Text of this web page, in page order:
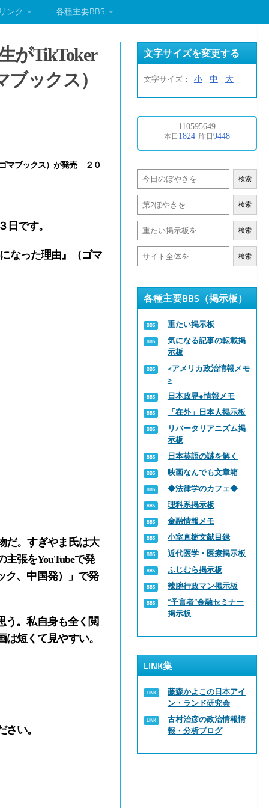
ンク 各種主要BBS
がTikToker
ックス）
マブックス）が発売 ２０
です。
なった理由』（ゴマ
だ。すぎやま氏は大
張をYouTubeで発
ク、中国発）」で発
。私自身も全く閲
短くて見やすい。
い。
文字サイズを変更する
文字サイズ： 小 中 大
検索
検索
検索
検索
各種主要BBS（掲示板）
重たい掲示板
気になる記事の転載掲
示板
<アメリカ政治情報メモ
>
日本政界●情報メモ
「在外」日本人掲示板
リバータリアニズム掲
示板
日本英語の謎を解く
映画なんでも文章箱
◆法律学のカフェ◆
理科系掲示板
金融情報メモ
小室直樹文献目録
近代医学・医療掲示板
ふじむら掲示板
辣腕行政マン掲示板
“予言者”金融セミナー
掲示板
LINK集
藤森かよこの日本アイ
ン・ランド研究会
古村治彦の政治情報情
報・分析ブログ